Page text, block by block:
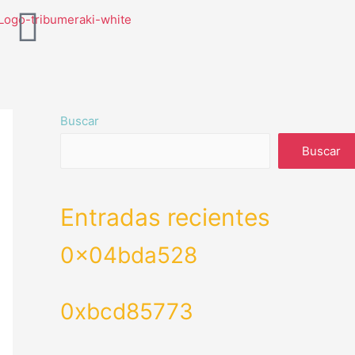
Buscar
Buscar
Entradas recientes
0x04bda528
0xbcd85773